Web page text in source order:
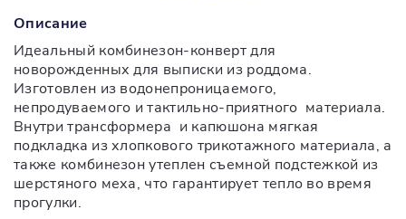
Описание
Идеальный комбинезон-конверт для
новорожденных для выписки из роддома.
Изготовлен из водонепроницаемого,
непродуваемого и тактильно-приятного материала.
Внутри трансформера и капюшона мягкая
подкладка из хлопкового трикотажного материала, а
также комбинезон утеплен съемной подстежкой из
шерстяного меха, что гарантирует тепло во время
прогулки.